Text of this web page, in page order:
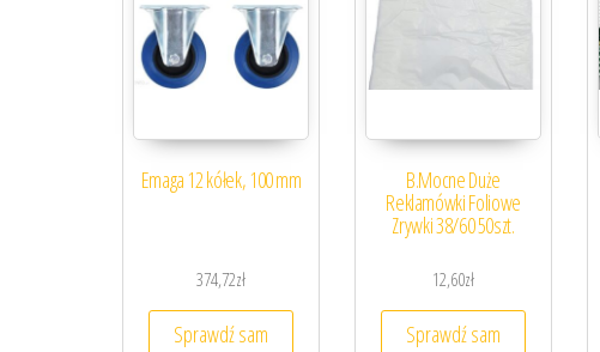
Emaga 12 kółek, 100 mm
374,72zł
Sprawdź sam
B.Mocne Duże
Reklamówki Foliowe
Zrywki 38/60 50szt.
12,60zł
Sprawdź sam